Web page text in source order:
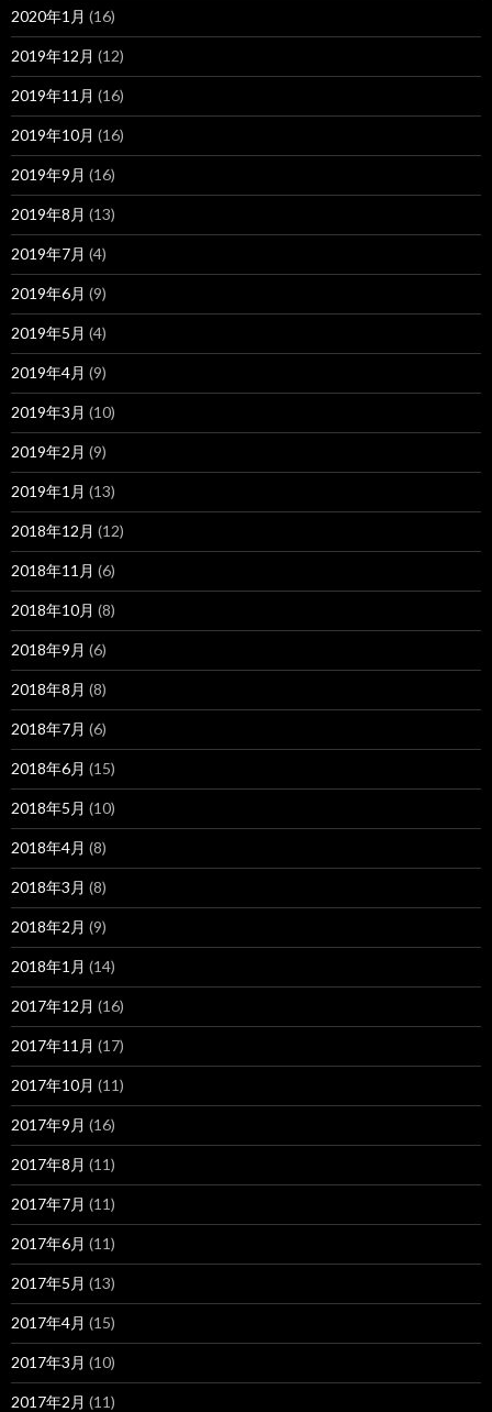
2020年1月 (16)
2019年12月 (12)
2019年11月 (16)
2019年10月 (16)
2019年9月 (16)
2019年8月 (13)
2019年7月 (4)
2019年6月 (9)
2019年5月 (4)
2019年4月 (9)
2019年3月 (10)
2019年2月 (9)
2019年1月 (13)
2018年12月 (12)
2018年11月 (6)
2018年10月 (8)
2018年9月 (6)
2018年8月 (8)
2018年7月 (6)
2018年6月 (15)
2018年5月 (10)
2018年4月 (8)
2018年3月 (8)
2018年2月 (9)
2018年1月 (14)
2017年12月 (16)
2017年11月 (17)
2017年10月 (11)
2017年9月 (16)
2017年8月 (11)
2017年7月 (11)
2017年6月 (11)
2017年5月 (13)
2017年4月 (15)
2017年3月 (10)
2017年2月 (11)